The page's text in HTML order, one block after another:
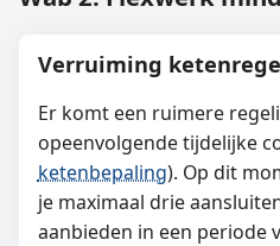
Verruiming
Er komt een ruimere
opeenvolgende tijdelijke
ketenbepaling). Op dit
je maximaal drie
aanbieden in een periode